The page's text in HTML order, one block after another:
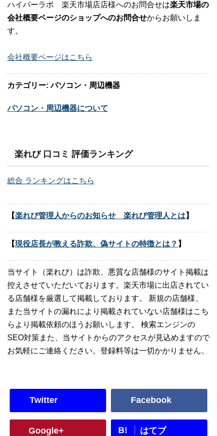
ハイパーラボ 楽天市場店店様へのお問合せは楽天市場の
会社概要ページのショップへのお問合せからお願いしま
す。
会社概要ページはこちら
カテゴリー: パソコン・周辺機器
パソコン・周辺機器について
楽れび 口コミ 評価ランキング
総合 ランキングはこちら
【楽れび管理人からのお知らせ 楽れび管理人とは 】
【現役店長が教える詐欺、偽サイトの特徴とは？ 】
当サイト（楽れび）は詐欺、悪質な店舗様のサイト掲載は
控えさせていただいております。楽天市場に出店されてい
る店舗様を厳選して掲載しております。 新規の店舗様、
また当サイトの漏れにより掲載されていない店舗様はこち
らより掲載依頼のほうお願いします。 検索エンジンの
SEO対策また、当サイトからのアクセスが見込めますので
お気軽にご連絡ください。登録料等は一切かかりません。
Twitter Facebook
Google+ B! はてブ